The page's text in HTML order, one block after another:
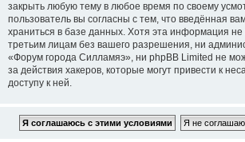
закрыть любую тему в любое время по своему
пользователь вы согласны с тем, что введённая
храниться в базе данных. Хотя эта информация не
третьим лицам без вашего разрешения, ни
«Форум города Силламяэ», ни phpBB Limited не
за действия хакеров, которые могут привести к
доступу к ней.